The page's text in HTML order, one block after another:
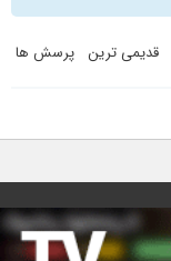
قدیمی ترین پرسش ها